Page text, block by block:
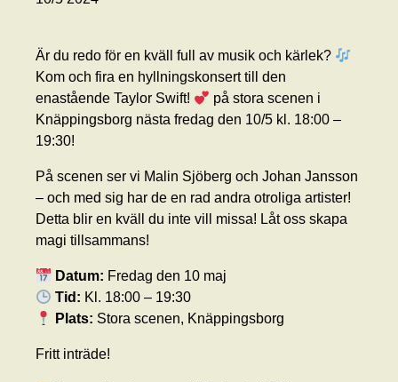
Är du redo för en kväll full av musik och kärlek?
Kom och fira en hyllningskonsert till den
enastående Taylor Swift!
på stora scenen i
Knäppingsborg nästa fredag den 10/5 kl. 18:00 –
19:30!
På scenen ser vi Malin Sjöberg och Johan Jansson
– och med sig har de en rad andra otroliga artister!
Detta blir en kväll du inte vill missa! Låt oss skapa
magi tillsammans!
Datum: Fredag den 10 maj
Tid: Kl. 18:00 – 19:30
Plats: Stora scenen, Knäppingsborg
Fritt inträde!